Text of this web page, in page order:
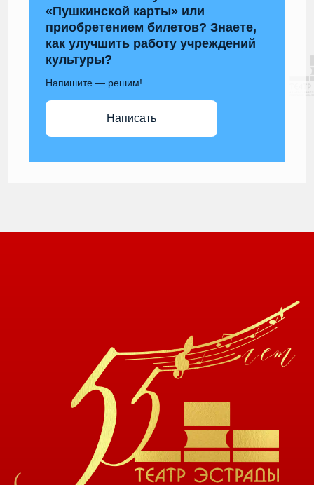
«Пушкинской карты» или
приобретением билетов? Знаете,
как улучшить работу учреждений
культуры?
Напишите — решим!
Написать